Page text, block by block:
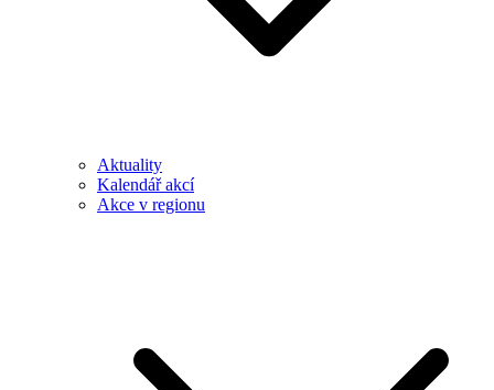
Aktuality
Kalendář akcí
Akce v regionu